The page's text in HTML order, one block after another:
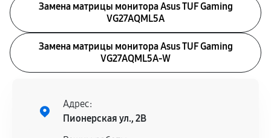
Замена матрицы монитора Asus TUF Gaming
VG27AQML5A
Замена матрицы монитора Asus TUF Gaming
VG27AQML5A-W
Адрес:
Пионерская ул., 2В